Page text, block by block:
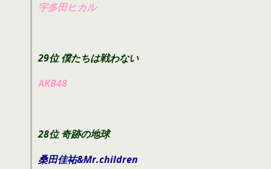
宇多田ヒカル
29位 僕たちは戦わない
AKB48
28位 奇跡の地球
桑田佳祐&Mr.children